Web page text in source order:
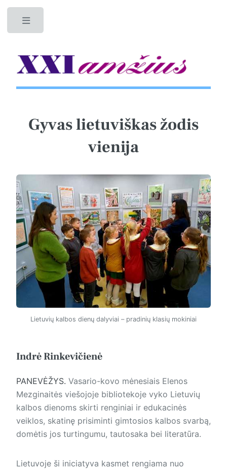
Gyvas lietuviškas žodis
vienija
Lietuvių kalbos dienų dalyviai – pradinių klasių mokiniai
Indrė Rinkevičienė
PANEVĖŽYS. Vasario-kovo mėnesiais Elenos
Mezginaitės viešojoje bibliotekoje vyko Lietuvių
kalbos dienoms skirti renginiai ir edukacinės
veiklos, skatinę prisiminti gimtosios kalbos svarbą,
domėtis jos turtingumu, tautosaka bei literatūra.
Lietuvoje ši iniciatyva kasmet rengiama nuo